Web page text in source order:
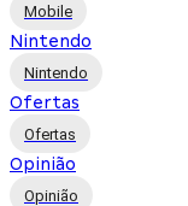
Mobile
Nintendo
Nintendo
Ofertas
Ofertas
Opinião
Opinião